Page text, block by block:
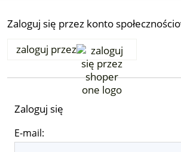
Zaloguj się przez konto
zaloguj przez
Zaloguj się
E-mail: